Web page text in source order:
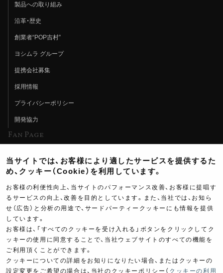
製品への取り組み
沿革・歴史
創業者“POP吉村”
ヨシムラ グループ
提携会社募集
採用情報
プライバシーポリシー
開発協力
Fan Page
ヨシムラTV
イベント情報
イベントスケジュール
ツーリングブレイクタイム
製品ポスター
当サイトでは、お客様により適したサービスを提供するた
め、クッキー（Cookie）を利用しています。
お客様の利便性向上、当サイトのパフォーマンス改善、お客様に提唱す
るサービスの向上、改善を目的としています。また、当社では、お知ら
せ（広告）と分析の用途で、サードパーティークッキーにも情報を提供
しています。
お客様は、「すべてのクッキーを受け入れる」ボタンをクリックしてク
ッキーの使用に同意することで、当社ウェブサイトのすべての機能を
ご利用頂くことができます。
クッキーについての詳細をお知りになりたい場合、またはクッキーの
設定変更をご希望の場合は、当社のクッキーポリシー（ クッキーの利用